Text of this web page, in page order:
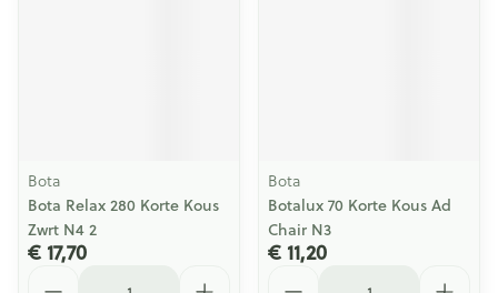
Bota
Bota Relax 280 Korte Kous
Zwrt N4 2
€ 17,70
Bota
Botalux 70 Korte Kous Ad
Chair N3
€ 11,20